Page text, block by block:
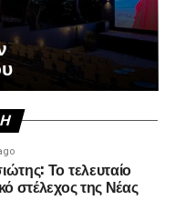
Το τελευταίο
στέλεχος της Νέας